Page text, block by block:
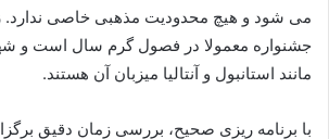
می شود و هیچ محدودیت مذهبی خاصی ندارد.
جشنواره معمولا در فصول گرم سال است و
مانند استانبول و آنتالیا میزبان آن هستند.
با برنامه ریزی صحیح، بررسی زمان دقیق